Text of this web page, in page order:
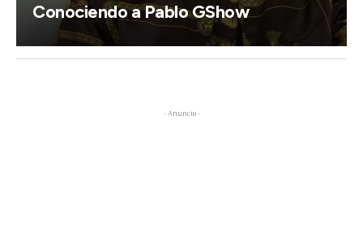
Conociendo a Pablo GShow
- Anuncio -